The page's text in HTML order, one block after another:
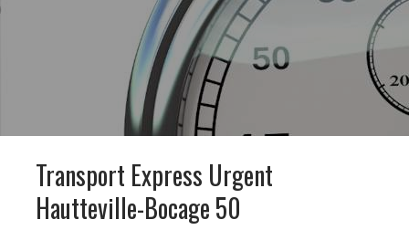
Transport Express Urgent
Hautteville-Bocage 50